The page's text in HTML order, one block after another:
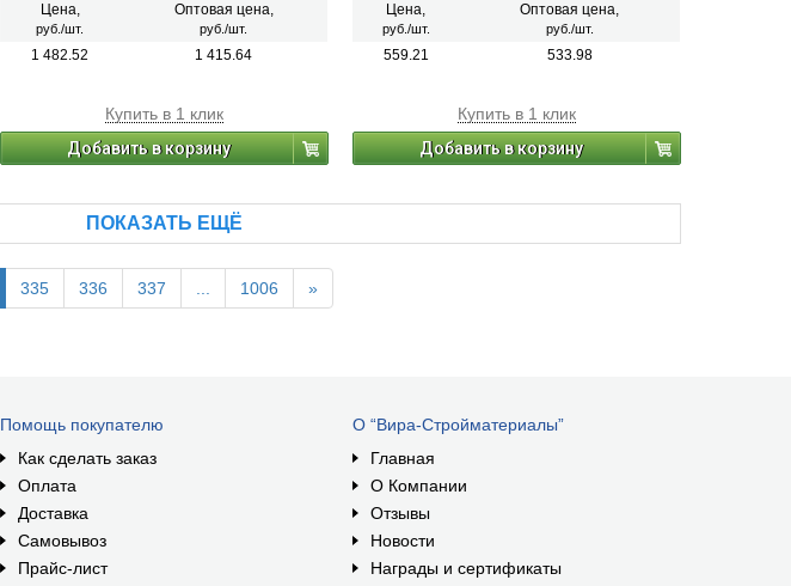
SDS-max.
Цена,
руб./шт.
Оптовая цена,
руб./шт.
1 482.52 1 415.64
Купить в 1 клик
Добавить в корзину
SDS-max.и высокой твердости, такими как
кирпичная кладка, бетон или камень.
Цена,
руб./шт.
Оптовая цена,
руб./шт.
559.21 533.98
Купить в 1 клик
Добавить в корзину
ПОКАЗАТЬ ЕЩЁ
335 336 337 1006 »
Помощь покупателю
Как сделать заказ
Оплата
Доставка
Самовывоз
Прайс-лист
О “Вира-Стройматериалы”
Главная
О Компании
Отзывы
Новости
Награды и сертификаты